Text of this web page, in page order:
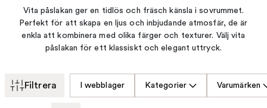
Vita påslakan ger en tidlös och fräsch känsla i sovrummet.
Perfekt för att skapa en ljus och inbjudande atmosfär, de är
enkla att kombinera med olika färger och texturer. Välj vita
påslakan för ett klassiskt och elegant uttryck.
Filtrera I webblager Kategorier Varumärken